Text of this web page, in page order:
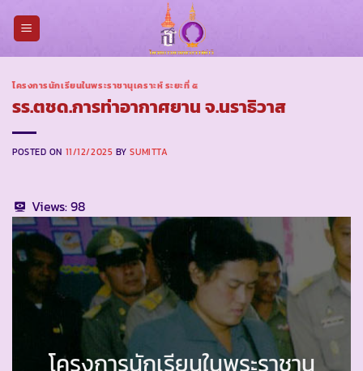
โครงการนักเรียนในพระราชานุเคราะห์ ระยะที่ ๕
รร.ตชด.การท่าอากาศยาน จ.นราธิวาส
POSTED ON 11/12/2025 BYSUMITTA
Views:98
โครงการนักเรียนในพระราชานุ